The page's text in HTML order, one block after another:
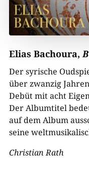
Elias Bachoura,
Der syrische
über zwanzig
Debüt mit acht
Der Albumtitel
auf dem Album
seine
Christian Rath